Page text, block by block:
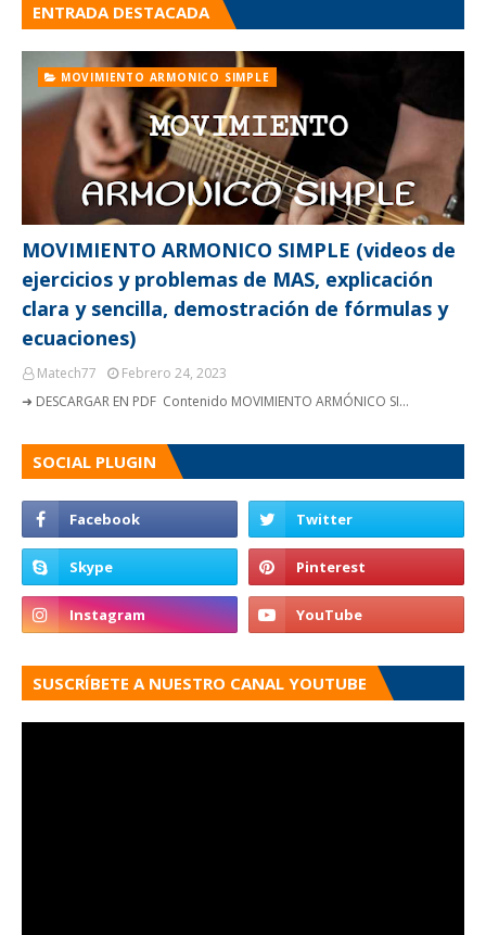
ENTRADA DESTACADA
MOVIMIENTO ARMONICO SIMPLE
MOVIMIENTO ARMONICO SIMPLE (videos de
ejercicios y problemas de MAS, explicación
clara y sencilla, demostración de fórmulas y
ecuaciones)
Matech77
Febrero 24, 2023
➜ DESCARGAR EN PDF Contenido MOVIMIENTO ARMÓNICO SI…
SOCIAL PLUGIN
SUSCRÍBETE A NUESTRO CANAL YOUTUBE